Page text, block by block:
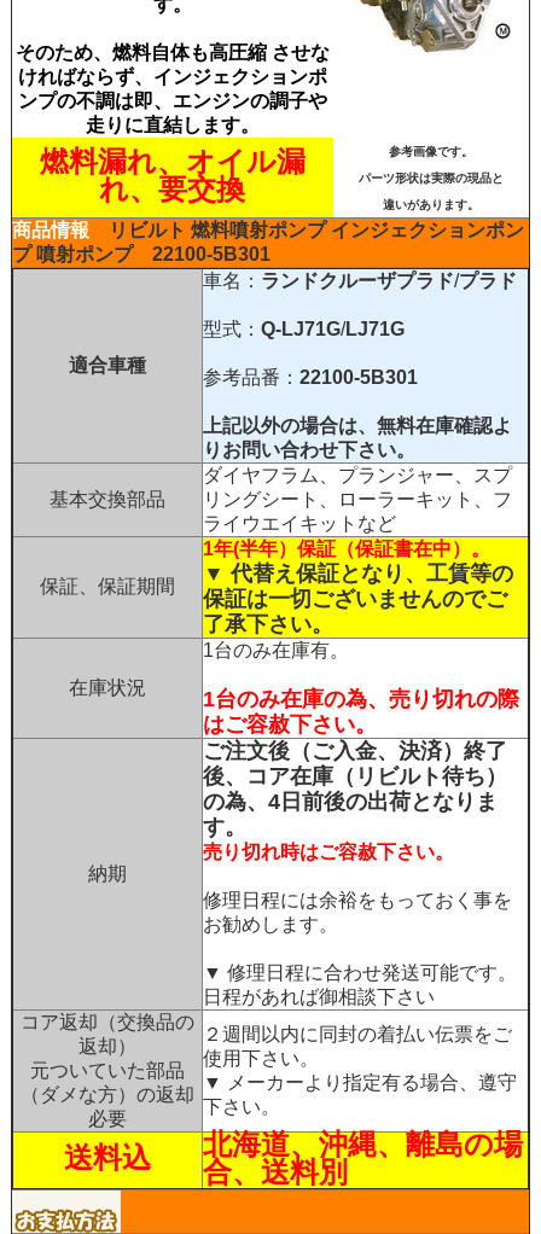
す。
そのため、燃料自体も高圧縮 させな
ければならず、インジェクションポ
ンプの不調は即、エンジンの調子や
走りに直結します。
燃料漏れ、オイル漏
れ、要交換
参考画像です。
パーツ形状は実際の現品と
違いがあります。
商品情報 リビルト 燃料噴射ポンプ インジェクションポン
プ 噴射ポンプ 22100-5B301
適合車種
車名： ランドクルーザプラド/プラド
型式： Q-LJ71G/LJ71G
参考品番： 22100-5B301
上記以外の場合は、 無料在庫確認よ
りお問い合わせ下さい。
基本交換部品
ダイヤフラム、プランジャー、スプ
リングシート、ローラーキット、フ
ライウエイキットなど
保証、保証期間
1年(半年）保証（保証書在中）。
▼ 代替え保証となり、工賃等の
保証は一切ございませんのでご
了承下さい。
在庫状況
1台のみ在庫有。
1台のみ在庫の為、売り切れの際
はご容赦下さい。
納期
ご注文後（ご入金、決済）終了
後、コア在庫（リビルト待ち）
の為、4日前後の出荷となりま
す。
売り切れ時はご容赦下さい。
修理日程には余裕をもっておく事を
お勧めします。
▼ 修理日程に合わせ発送可能です。
日程があれば御相談下さい
コア返却（交換品の
返却）
元ついていた部品
（ダメな方）の返却
必要
２週間以内に同封の着払い伝票をご
使用下さい。
▼ メーカーより指定有る場合、遵守
下さい。
送料込
北海道、沖縄、離島の場
合、送料別